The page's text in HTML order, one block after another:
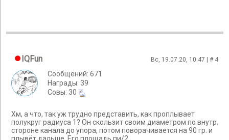
IQFun Вс, 19.07.20, 10:47 | # 4
Сообщений: 671
Награды: 39
Cовы: 30
Хм, а что, так уж трудно представить, как проплывает
полукруг радиуса 1? Он скользит своим диаметром по внутр.
стороне канала до упора, потом поворачивается на 90 гр. и